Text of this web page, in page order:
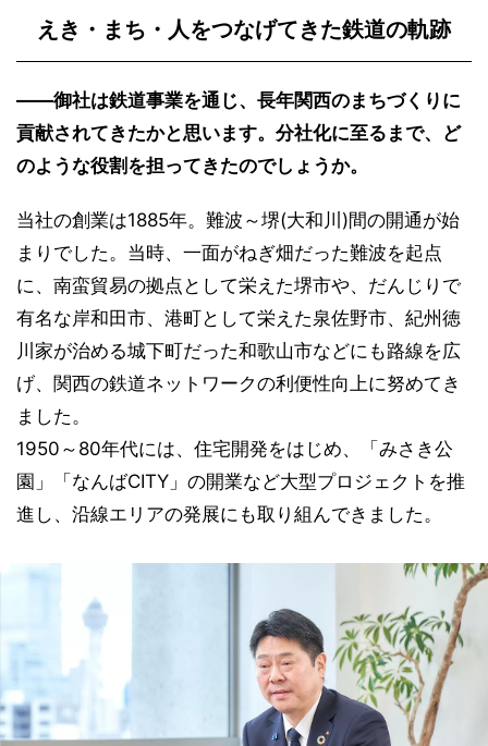
えき・まち・人をつなげてきた鉄道の軌跡
――御社は鉄道事業を通じ、長年関西のまちづくりに
貢献されてきたかと思います。分社化に至るまで、ど
のような役割を担ってきたのでしょうか。
当社の創業は1885年。難波～堺(大和川)間の開通が始
まりでした。当時、一面がねぎ畑だった難波を起点
に、南蛮貿易の拠点として栄えた堺市や、だんじりで
有名な岸和田市、港町として栄えた泉佐野市、紀州徳
川家が治める城下町だった和歌山市などにも路線を広
げ、関西の鉄道ネットワークの利便性向上に努めてき
ました。
1950～80年代には、住宅開発をはじめ、「みさき公
園」「なんばCITY」の開業など大型プロジェクトを推
進し、沿線エリアの発展にも取り組んできました。